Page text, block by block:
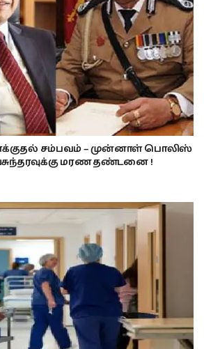
சம்பவம் – முன்னாள் பொலிஸ்
மரண தண்டனை !